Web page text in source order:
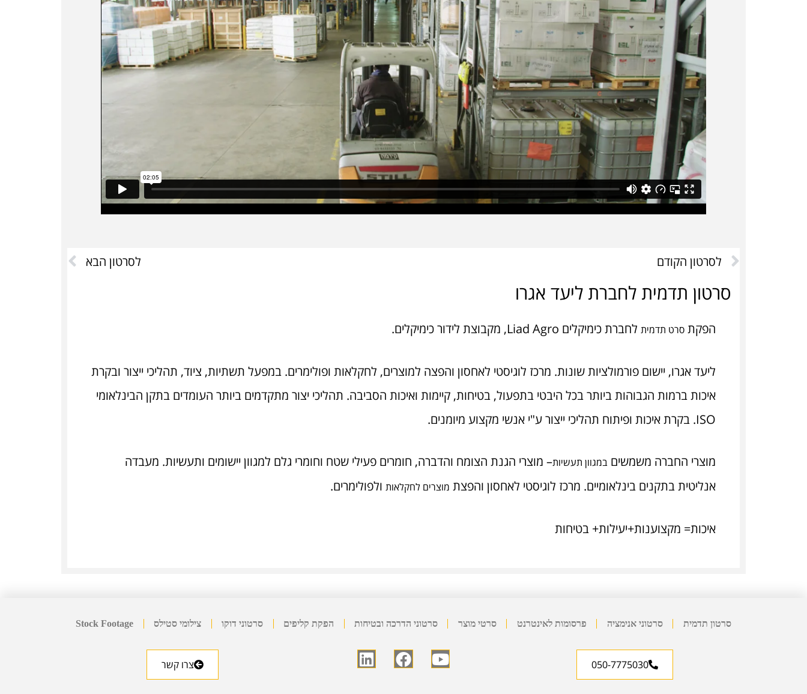
לסרטון הקודם לסרטון הבא
סרטון תדמית לחברת ליעד אגרו
הפקת סרט תדמית לחברת כימיקלים Liad Agro, מקבוצת לידור כימיקלים.
ליעד אגרו, יישום פורמולציות שונות. מרכז לוגיסטי לאחסון והפצה למוצרים, לחקלאות ופולימרים. במפעל תשתיות, ציוד, תהליכי ייצור ובקרת
איכות ברמות הגבוהות ביותר בכל היבטי בתפעול, בטיחות, קיימות ואיכות הסביבה. תהליכי יצור מתקדמים ביותר העומדים בתקן הבינלאומי
ISO. בקרת איכות ופיתוח תהליכי ייצור ע"י אנשי מקצוע מיומנים.
מוצרי החברה משמשים במגוון תעשיות– מוצרי הגנת הצומח והדברה, חומרים פעילי שטח וחומרי גלם למגוון יישומים ותעשיות. מעבדה
אנליטית בתקנים בינלאומיים. מרכז לוגיסטי לאחסון והפצת מוצרים לחקלאות ולפולימרים.
איכות= מקצוענות+יעילות+ בטיחות
סרטון תדמית סרטוני אנימציה פרסומות לאינטרנט סרטי מוצר סרטוני הדרכה ובטיחות הפקת קליפים סרטוני דוקו צילומי סטילס Stock Footage
050-7775030 צרו קשר